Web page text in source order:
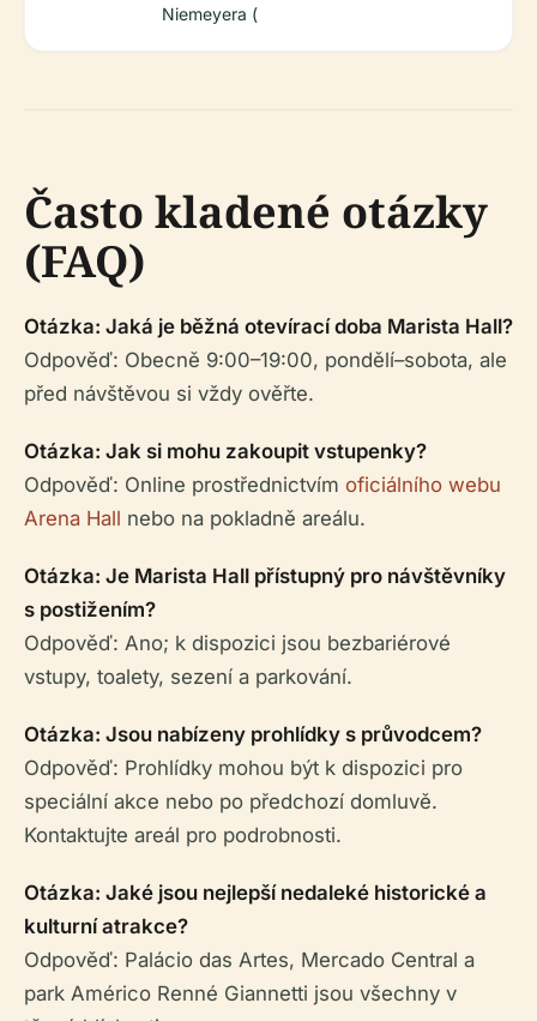
Niemeyera (
Často kladené otázky
(FAQ)
Otázka: Jaká je běžná otevírací doba Marista Hall?
Odpověď: Obecně 9:00–19:00, pondělí–sobota, ale
před návštěvou si vždy ověřte.
Otázka: Jak si mohu zakoupit vstupenky?
Odpověď: Online prostřednictvím oficiálního webu
Arena Hall nebo na pokladně areálu.
Otázka: Je Marista Hall přístupný pro návštěvníky
s postižením?
Odpověď: Ano; k dispozici jsou bezbariérové
vstupy, toalety, sezení a parkování.
Otázka: Jsou nabízeny prohlídky s průvodcem?
Odpověď: Prohlídky mohou být k dispozici pro
speciální akce nebo po předchozí domluvě.
Kontaktujte areál pro podrobnosti.
Otázka: Jaké jsou nejlepší nedaleké historické a
kulturní atrakce?
Odpověď: Palácio das Artes, Mercado Central a
park Américo Renné Giannetti jsou všechny v